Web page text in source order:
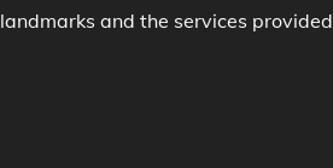
and the services provided